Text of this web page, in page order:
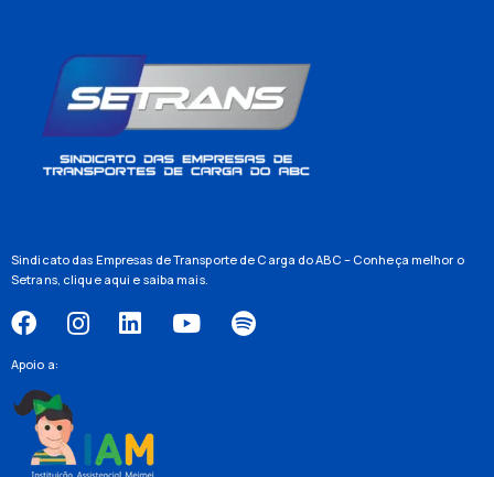
Sindicato das Empresas de Transporte de Carga do ABC – Conheça melhor o
Setrans, clique aqui e saiba mais.
Apoio a: